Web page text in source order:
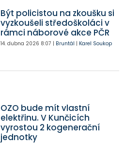
Být policistou na zkoušku si
vyzkoušeli středoškoláci v
rámci náborové akce PČR
14. dubna 2026 8:07 | Bruntál | Karel Soukop
OZO bude mít vlastní
elektřinu. V Kunčicích
vyrostou 2 kogenerační
jednotky